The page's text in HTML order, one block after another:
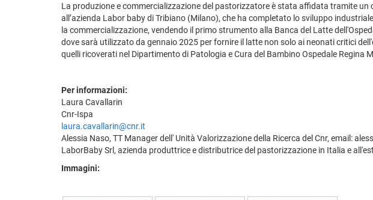
La produzione e commercializzazione del pastorizzatore è stata affidata tramite un
all’azienda Labor baby di Tribiano (Milano), che ha completato lo sviluppo
la commercializzazione, vendendo il primo strumento alla Banca del Latte
dove sarà utilizzato da gennaio 2025 per fornire il latte non solo ai neonati critici
quelli ricoverati nel Dipartimento di Patologia e Cura del Bambino Ospedale Regina
Per informazioni:
Laura Cavallarin
Cnr-Ispa
laura.cavallarin@cnr.it
Alessia Naso, TT Manager dell' Unità Valorizzazione della Ricerca del Cnr, email:
LaborBaby Srl, azienda produttrice e distributrice del pastorizzazione in Italia e
Immagini: